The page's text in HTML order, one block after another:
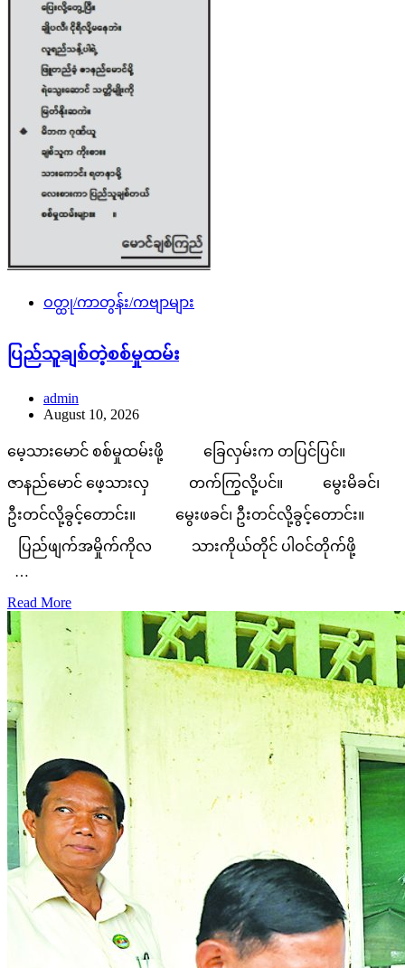
ဝတ္ထု/ကာတွန်း/ကဗျာများ
ပြည်သူချစ်တဲ့စစ်မှုထမ်း
admin
August 10, 2026
မေ့သားမောင် စစ်မှုထမ်းဖို့ ခြေလှမ်းက တပြင်ပြင်။
ဇာနည်မောင် ဖေ့သားလှ တက်ကြွလို့ပင်။ မွေးမိခင်၊
ဦးတင်လို့ခွင့်တောင်း။ မွေးဖခင်၊ ဦးတင်လို့ခွင့်တောင်း။
ပြည်ဖျက်အမှိုက်ကိုလ သားကိုယ်တိုင် ပါဝင်တိုက်ဖို့
…
Read More